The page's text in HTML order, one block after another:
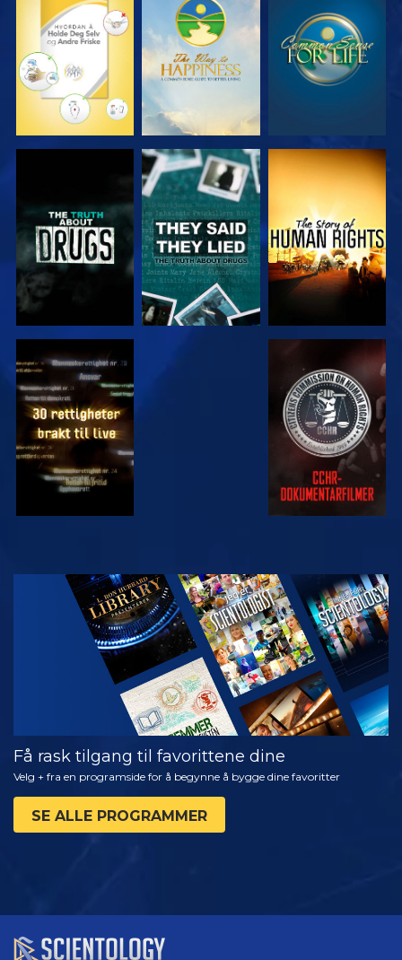
SE SE SE
SE SE
SE SE
SE
UTFORSK
SERIEN
Få rask tilgang til favorittene dine
Velg + fra en programside for å begynne å bygge dine favoritter
SE ALLE PROGRAMMER